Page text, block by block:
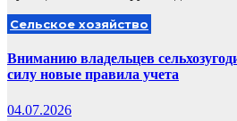
Сельское хозяйство
Вниманию владельцев
силу новые правила учета
04.07.2026